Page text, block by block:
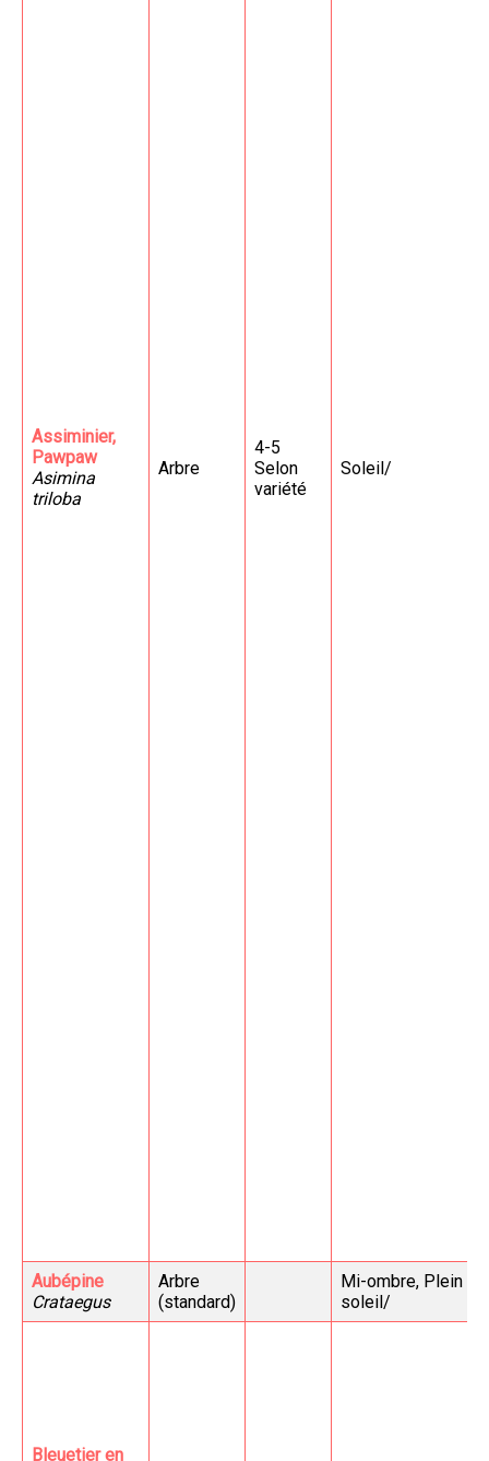
Assiminier,
Pawpaw
Asimina
triloba
Arbre
4-5
Selon
variété
Soleil/
Aubépine
Crataegus
Arbre
(standard)
Mi-ombre, Plein
soleil/
Bleuetier en